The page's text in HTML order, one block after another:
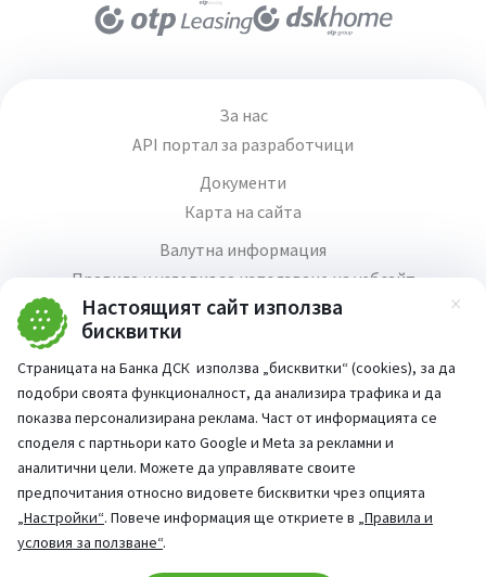
Настоящият сайт използва
бисквитки
Страницата на Банка ДСК използва „бисквитки“ (cookies), за да
подобри своята функционалност, да анализира трафика и да
показва персонализирана реклама. Част от информацията се
споделя с партньори като Google и Meta за рекламни и
аналитични цели. Можете да управлявате своите
предпочитания относно видовете бисквитки чрез опцията
„Настройки“. Повече информация ще откриете в „Правила и
условия за ползване“.
За нас
API портал за разработчици
Документи
Карта на сайта
Валутна информация
Правила и условия за използване на уебсайт
Медия център
Продажба на имоти
Декларация за достъпност
Част от: